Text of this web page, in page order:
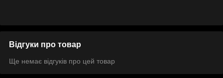
Відгуки про товар
Ще немає відгуків про цей товар